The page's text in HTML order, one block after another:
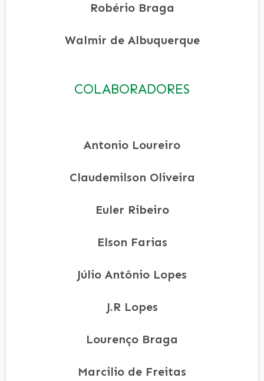
Robério Braga
Walmir de Albuquerque
COLABORADORES
Antonio Loureiro
Claudemilson Oliveira
Euler Ribeiro
Elson Farias
Júlio Antônio Lopes
J.R Lopes
Lourenço Braga
Marcilio de Freitas